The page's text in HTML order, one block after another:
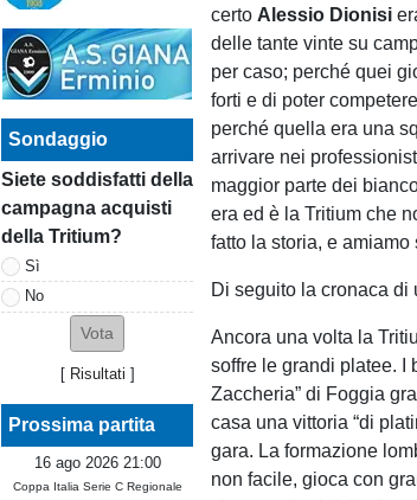
Sondaggio
Siete soddisfatti della
campagna acquisti
della Tritium?
Sì
No
[ Risultati ]
Prossima partita
16 ago 2026 21:00
Coppa Italia Serie C Regionale
certo Alessio Dionisi
delle tante vinte su
per caso; perché quei
forti e di poter
perché quella era una
arrivare nei
maggior parte dei
era ed è la Tritium che
fatto la storia, e
Di seguito la cronaca di
Ancora una volta la
soffre le grandi platee. I
Zaccheria” di Foggia
casa una vittoria “di
gara. La formazione
non facile, gioca con